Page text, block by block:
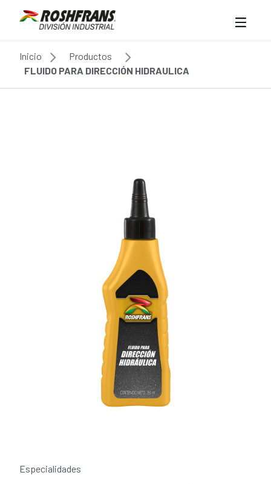
Inicio
Productos
FLUIDO PARA DIRECCIÓN HIDRAULICA
Especialidades